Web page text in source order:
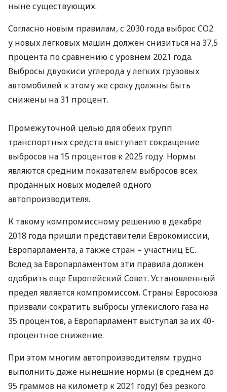
ныне существующих.
Согласно новым правилам, с 2030 года выброс CO2
у новых легковых машин должен снизиться на 37,5
процента по сравнению с уровнем 2021 года.
Выбросы двуокиси углерода у легких грузовых
автомобилей к этому же сроку должны быть
снижены на 31 процент.
Промежуточной целью для обеих групп
транспортных средств выступает сокращение
выбросов на 15 процентов к 2025 году. Нормы
являются средним показателем выбросов всех
проданных новых моделей одного
автопроизводителя.
К такому компромиссному решению в декабре
2018 года пришли представители Еврокомиссии,
Европарламента, а также стран – участниц ЕС.
Вслед за Европарламентом эти правила должен
одобрить еще Европейский Совет. Установленный
предел является компромиссом. Страны Евросоюза
призвали сократить выбросы углекислого газа на
35 процентов, а Европарламент выступал за их 40-
процентное снижение.
При этом многим автопроизводителям трудно
выполнить даже нынешние нормы (в среднем до
95 граммов на километр к 2021 году) без резкого